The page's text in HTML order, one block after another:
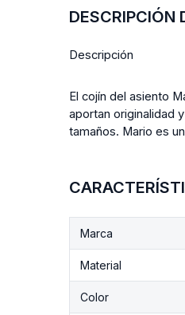
DESCRIPCIÓN
Descripción
El cojín del asiento
aportan originalidad
tamaños. Mario es
Marca
Material
Color